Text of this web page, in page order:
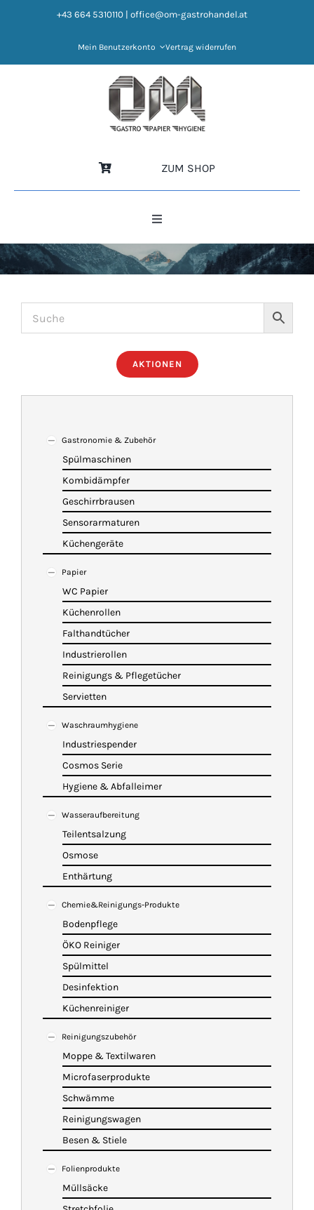
+43 664 5310110 office@om-gastrohandel.at
Mein Benutzerkonto Vertrag widerrufen
ZUM SHOP
Toggle
HOME
NEWS
IMBISSANHÄNGER
KATALOG
WARENKORB
AKTIONEN
Gastronomie & Zubehör
Spülmaschinen
Kombidämpfer
Geschirrbrausen
Sensorarmaturen
Küchengeräte
Papier
WC Papier
Küchenrollen
Falthandtücher
Industrierollen
Reinigungs & Pflegetücher
Servietten
Waschraumhygiene
Industriespender
Cosmos Serie
Hygiene & Abfalleimer
Wasseraufbereitung
Teilentsalzung
Osmose
Enthärtung
Chemie&Reinigungs-Produkte
Bodenpflege
ÖKO Reiniger
Spülmittel
Desinfektion
Küchenreiniger
Reinigungszubehör
Moppe & Textilwaren
Microfaserprodukte
Schwämme
Reinigungswagen
Besen & Stiele
Folienprodukte
Müllsäcke